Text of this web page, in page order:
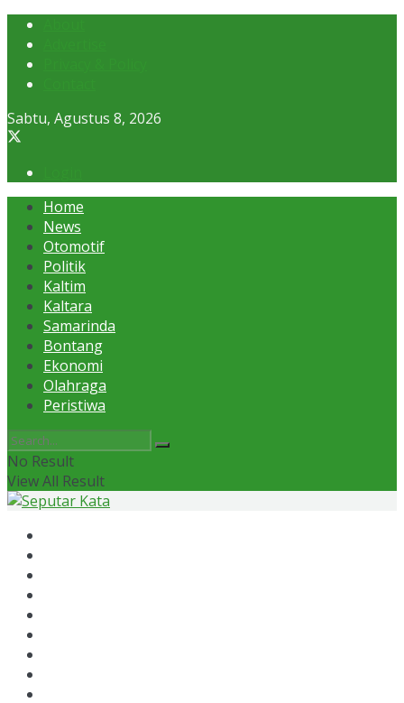
Sabtu, Agustus 8, 2026
Home
News
Otomotif
Politik
Kaltim
Kaltara
Samarinda
Bontang
Ekonomi
Olahraga
Peristiwa
No Result
View All Result